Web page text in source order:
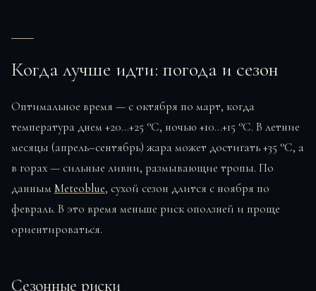
Когда лучше идти: погода и сезон
Оптимальное время — с октября по март, когда
температура днем +20…+25 °C, ночью +10…+15 °C. В летние
месяцы (апрель–сентябрь) жара может достигать +35 °C, а
в горах — сильные ливни, размывающие тропы. По
данным Meteoblue, сухой сезон длится с ноября по
февраль. В это время меньше риск оползней и проще
ориентироваться.
Сезонные риски